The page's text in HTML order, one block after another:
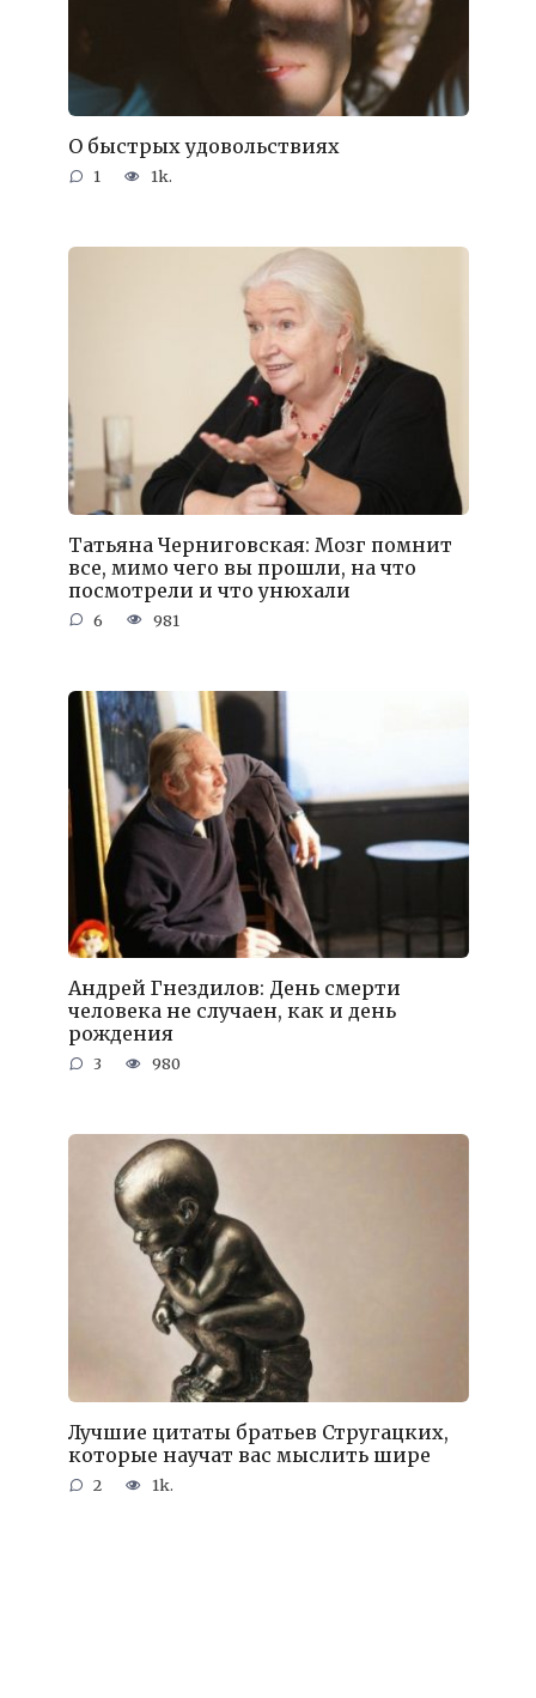
О быстрых удовольствиях
1 1k.
Татьяна Черниговская: Мозг помнит
все, мимо чего вы прошли, на что
посмотрели и что унюхали
6 981
Андрей Гнездилов: День смерти
человека не случаен, как и день
рождения
3 980
Лучшие цитаты братьев Стругацких,
которые научат вас мыслить шире
2 1k.